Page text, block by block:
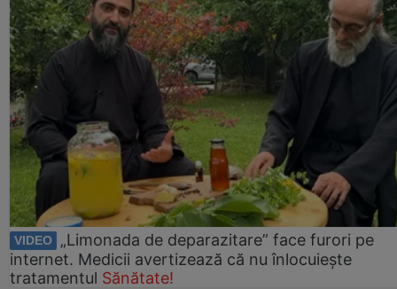
VIDEO
„Limonada de deparazitare” face furori pe
internet. Medicii avertizează că nu înlocuiește
tratamentul Sănătate!